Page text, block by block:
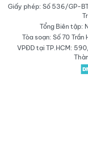
Giấy phép: Số 536/GP-
Tổng Biên tập:
Tòa soạn: Số 70 Trần
VPĐD tại TP.HCM: